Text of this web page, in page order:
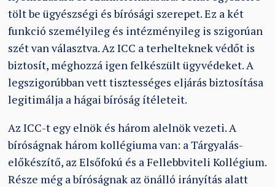
tölt be ügyészségi és bírósági szerepet. Ez a két
funkció személyileg és intézményileg is szigorúan
szét van választva. Az ICC a terhelteknek védőt is
biztosít, méghozzá igen felkészült ügyvédeket. A
legszigorúbban vett tisztességes eljárás biztosítása
legitimálja a hágai bíróság ítéleteit.
Az ICC-t egy elnök és három alelnök vezeti. A
bíróságnak három kollégiuma van: a Tárgyalás-
előkészítő, az Elsőfokú és a Fellebbviteli Kollégium.
Része még a bíróságnak az önálló irányítás alatt